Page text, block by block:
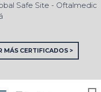
MÁS CERTIFICADOS >